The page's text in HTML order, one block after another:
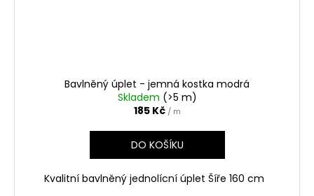
Bavlněný úplet - jemná kostka modrá
Skladem (>5 m)
185 Kč / m
DO KOŠÍKU
Kvalitní bavlněný jednolícní úplet Šíře 160 cm